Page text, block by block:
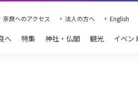
奈良へのアクセス 法人の方へ English
へ 特集 神社・仏閣 観光 イベン